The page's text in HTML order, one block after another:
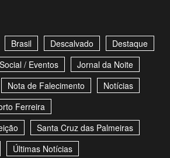
Brasil Descalvado
Destaque
/ Eventos
Jornal da Noite
Nota de Falecimento
Notícias
Ferreira
Santa Cruz das Palmeiras
Últimas Notícias